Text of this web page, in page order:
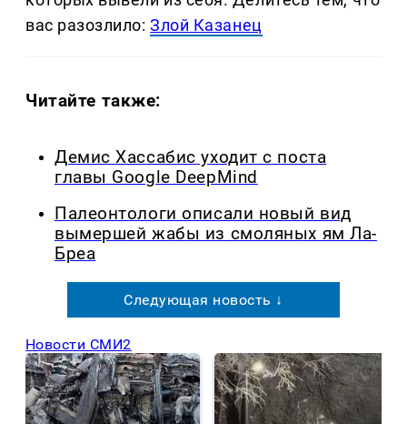
вас разозлило:Злой Казанец
Читайте также:
Демис Хассабис уходит с поста
главы Google DeepMind
Палеонтологи описали новый вид
вымершей жабы из смоляных ям Ла-
Бреа
Следующая новость ↓
Новости СМИ2